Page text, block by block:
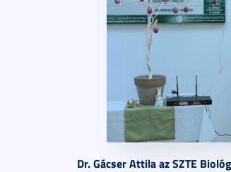
Dr. Gácser Attila az SZTE